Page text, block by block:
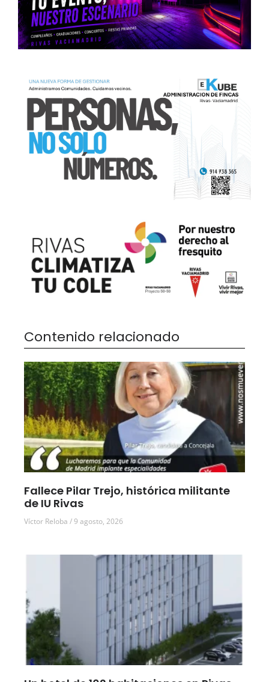
Contenido relacionado
Fallece Pilar Trejo, histórica militante
de IU Rivas
Víctor Reloba 9 agosto, 2026